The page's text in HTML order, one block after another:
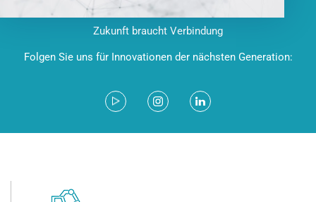
Zukunft braucht Verbindung
Folgen Sie uns für Innovationen der nächsten Generation: